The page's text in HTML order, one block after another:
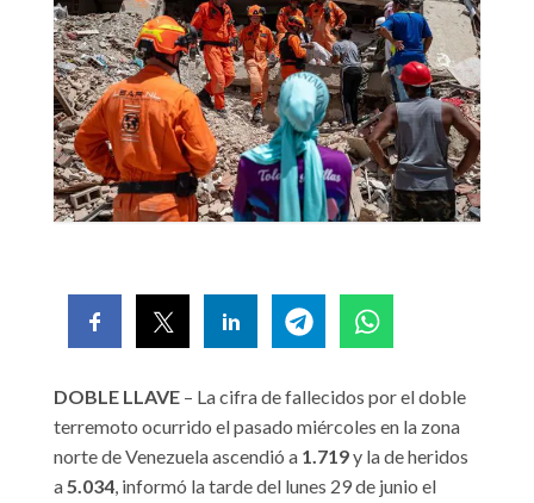
DOBLE LLAVE – La cifra de fallecidos por el doble
terremoto ocurrido el pasado miércoles en la zona
norte de Venezuela ascendió a 1.719y la de heridos
a5.034, informó la tarde del lunes 29 de junio el